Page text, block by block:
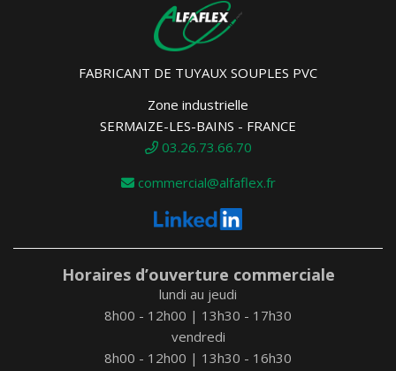
FABRICANT DE TUYAUX SOUPLES PVC
Zone industrielle
SERMAIZE-LES-BAINS - FRANCE
03.26.73.66.70
commercial@alfaflex.fr
Horaires d’ouverture commerciale
lundi au jeudi
8h00 - 12h00 | 13h30 - 17h30
vendredi
8h00 - 12h00 | 13h30 - 16h30